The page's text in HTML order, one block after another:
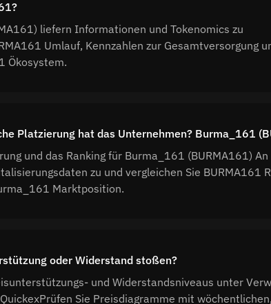
liefern Informationen und Tokenomics zu
Umlauf, Kennzahlen zur Gesamtversorgung
Ökosystem.
Platzierung hat das Unternehmen? Burma_161
und das Ranking für Burma_161 (BURMA161) An
zu und vergleichen Sie BURMA161
Marktposition.
oder Widerstand stoßen?
und Widerstandsniveaus unter
Sie Preisdiagramme mit